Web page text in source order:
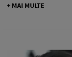
+ MAI MULTE